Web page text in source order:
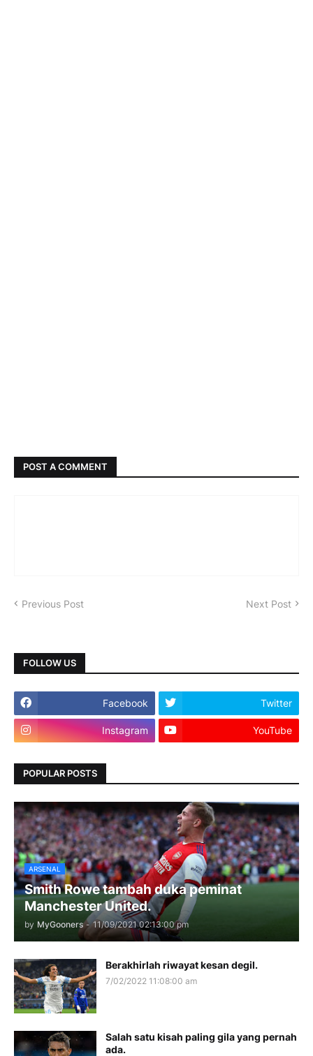
POST A COMMENT
Previous Post Next Post
FOLLOW US
Facebook Twitter
Instagram YouTube
POPULAR POSTS
ARSENAL
Smith Rowe tambah duka peminat
Manchester United.
by MyGooners - 11/09/2021 02:13:00 pm
Berakhirlah riwayat kesan degil.
7/02/2022 11:08:00 am
Salah satu kisah paling gila yang pernah
ada.